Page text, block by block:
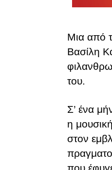
Μια από
Βασίλη
του.
Σ’ ένα
η
στον